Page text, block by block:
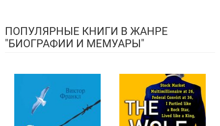
ПОПУЛЯРНЫЕ КНИГИ В ЖАНРЕ
"БИОГРАФИИ И МЕМУАРЫ"